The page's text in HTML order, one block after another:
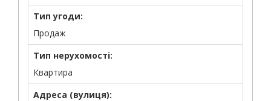
Тип угоди:
Продаж
Тип нерухомості:
Квартира
Адреса (вулиця):